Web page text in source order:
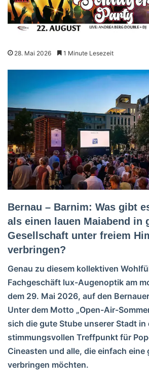
28. Mai 2026 1 Minute Lesezeit
Bernau – Barnim: Was gibt
als einen lauen Maiabend in
Gesellschaft unter freiem
verbringen?
Genau zu diesem kollektiven
Fachgeschäft lux-Augenoptik am
dem 29. Mai 2026, auf den
Unter dem Motto „Open-Air-
sich die gute Stube unserer Stadt in
stimmungsvollen Treffpunkt für
Cineasten und alle, die einfach eine
verbringen möchten.